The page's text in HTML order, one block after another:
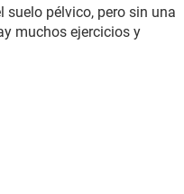
suelo pélvico, pero sin una
muchos ejercicios y